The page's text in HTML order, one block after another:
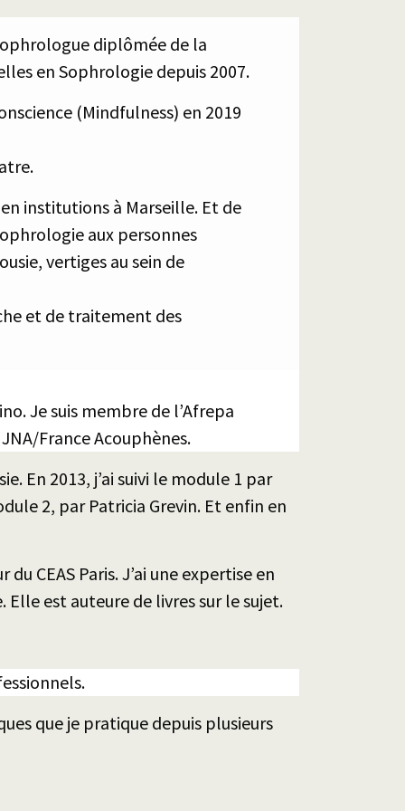
diplômée de la
en Sophrologie depuis 2007.
(Mindfulness) en 2019
institutions à Marseille. Et de
aux personnes
vertiges au sein de
et de traitement des
Je suis membre de l’Afrepa
France Acouphènes.
En 2013, j’ai suivi le module 1 par
2, par Patricia Grevin. Et enfin en
CEAS Paris. J’ai une expertise en
est auteure de livres sur le sujet.
que je pratique depuis plusieurs